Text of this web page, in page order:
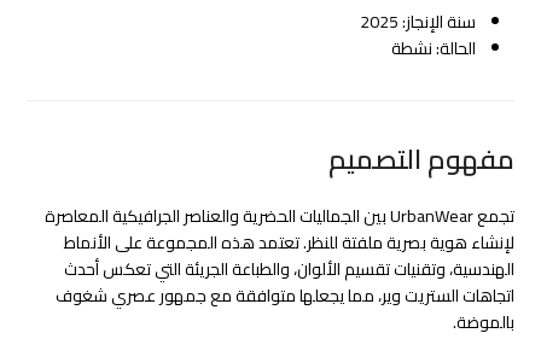
سنة الإنجاز: 2025
الحالة: نشطة
مفهوم التصميم
تجمع UrbanWear بين الجماليات الحضرية والعناصر الجرافيكية المعاصرة
لإنشاء هوية بصرية ملفتة للنظر. تعتمد هذه المجموعة على الأنماط
الهندسية، وتقنيات تقسيم الألوان، والطباعة الجريئة التي تعكس أحدث
اتجاهات الستريت وير، مما يجعلها متوافقة مع جمهور عصري شغوف
بالموضة.